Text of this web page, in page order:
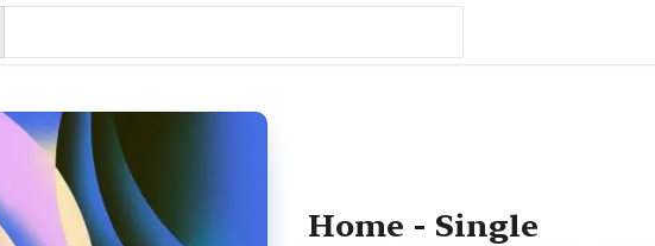
Home - Single